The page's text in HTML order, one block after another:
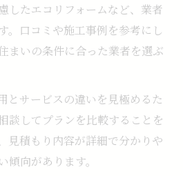
したエコリフォームなど、業者
。口コミや施工事例を参考にし
まいの条件に合った業者を選ぶ
とサービスの違いを見極めるた
談してプランを比較することを
見積もり内容が詳細で分かりや
傾向があります。